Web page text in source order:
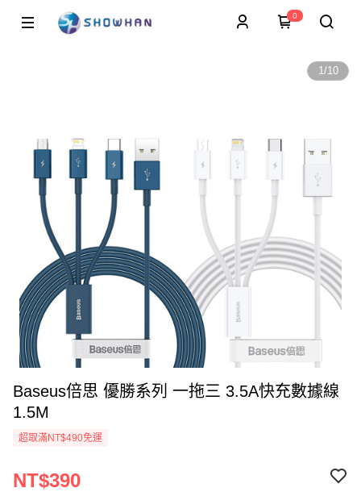
0
1/10
Baseus倍思 優勝系列 一拖三 3.5A快充數據線
1.5M
超取滿NT$490免運
NT$390